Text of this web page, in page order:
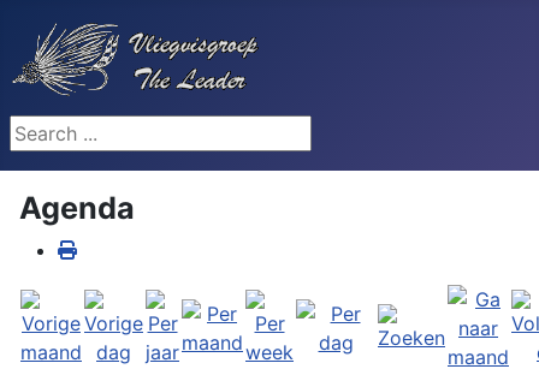
Search ...
Agenda